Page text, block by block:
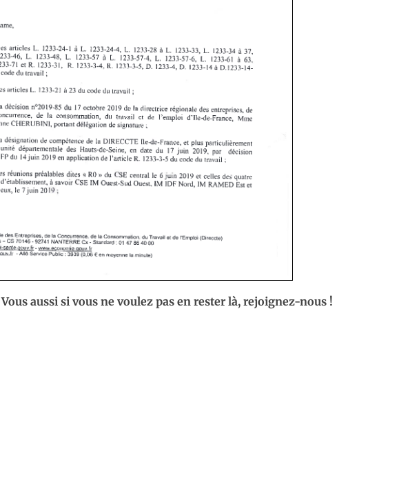
Vous aussi si vous ne voulez pas en rester là, rejoignez-nous !